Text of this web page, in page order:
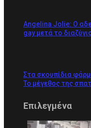
Angelina Jolie: Ο
gay μετά το
Στα σκουπίδια
Το μέγεθος της
Επιλεγμένα